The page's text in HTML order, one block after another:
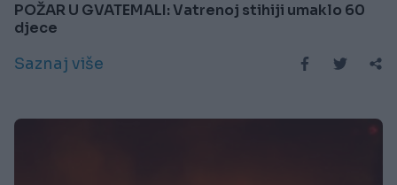
POŽAR U GVATEMALI: Vatrenoj stihiji umaklo 60
djece
Saznaj više